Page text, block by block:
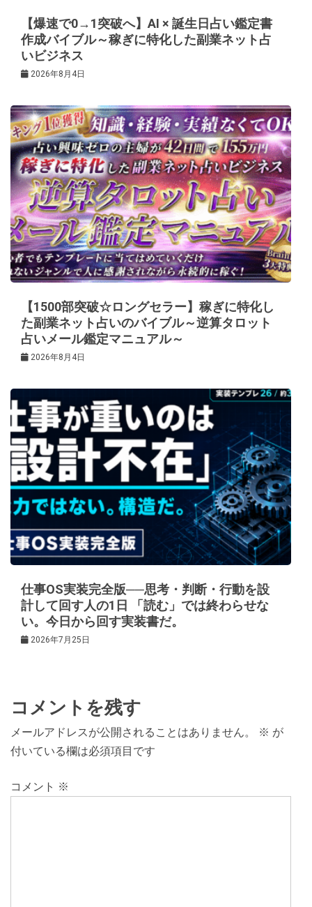
ン【爆速で0→1突破へ】AI × 誕生日占い鑑定書
作成バイブル～稼ぎに特化した副業ネット占
いビジネス
2026年8月4日
【1500部突破☆ロングセラー】稼ぎに特化し
た副業ネット占いのバイブル～逆算タロット
占いメール鑑定マニュアル～
2026年8月4日
仕事OS実装完全版──思考・判断・行動を設
計して回す人の1日 「読む」では終わらせな
い。今日から回す実装書だ。
2026年7月25日
コメントを残す
メールアドレスが公開されることはありません。 ※ が
付いている欄は必須項目です
コメント ※